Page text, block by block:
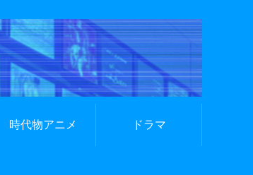
時代物アニメ ドラマ